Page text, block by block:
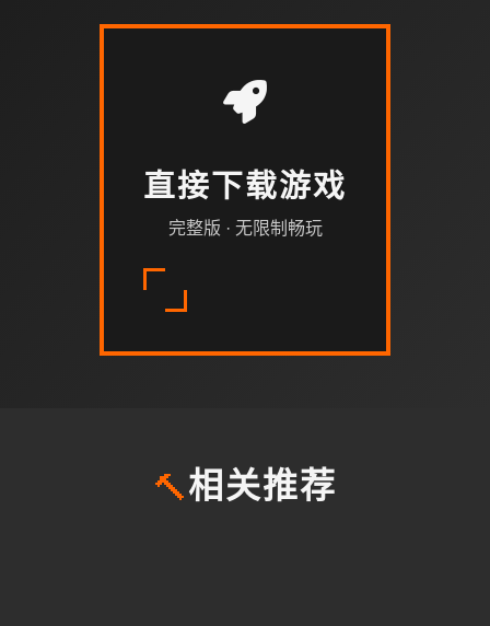
直接下载游戏
完整版 · 无限制畅玩
🔨相关推荐